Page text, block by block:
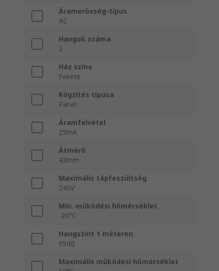
Áramerősség-típus
AC
Hangok száma
2
Ház színe
Fekete
Rögzítés típusa
Panel
Áramfelvétel
25mA
Átmérő
43mm
Maximális tápfeszültség
240V
Min. működési hőmérséklet
-20°C
Hangszint 1 méteren
95dB
Maximális működési hőmérséklet